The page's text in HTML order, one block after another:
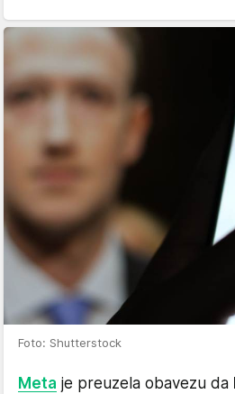
Foto: Shutterstock
Meta je preuzela obavezu da